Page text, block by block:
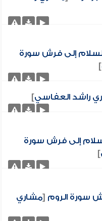
إلى فرش سورة
]
راشد العفاسي]
إلى فرش سورة
]
سورة الروم [مشاري